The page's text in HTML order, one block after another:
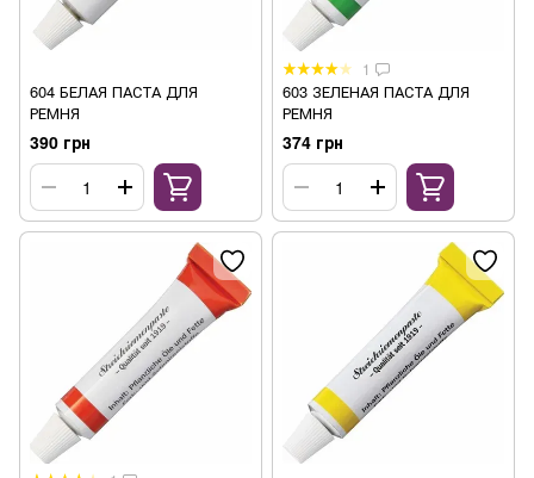
604 БЕЛАЯ ПАСТА ДЛЯ
РЕМНЯ
390 грн
1
603 ЗЕЛЕНАЯ ПАСТА ДЛЯ
РЕМНЯ
374 грн